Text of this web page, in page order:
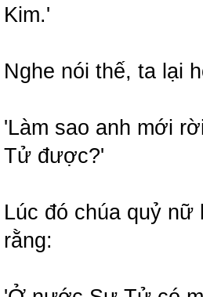
Kim.'
Nghe nói thế, ta lại
'Làm sao anh mới
Tử được?'
Lúc đó chúa quỷ nữ
rằng: